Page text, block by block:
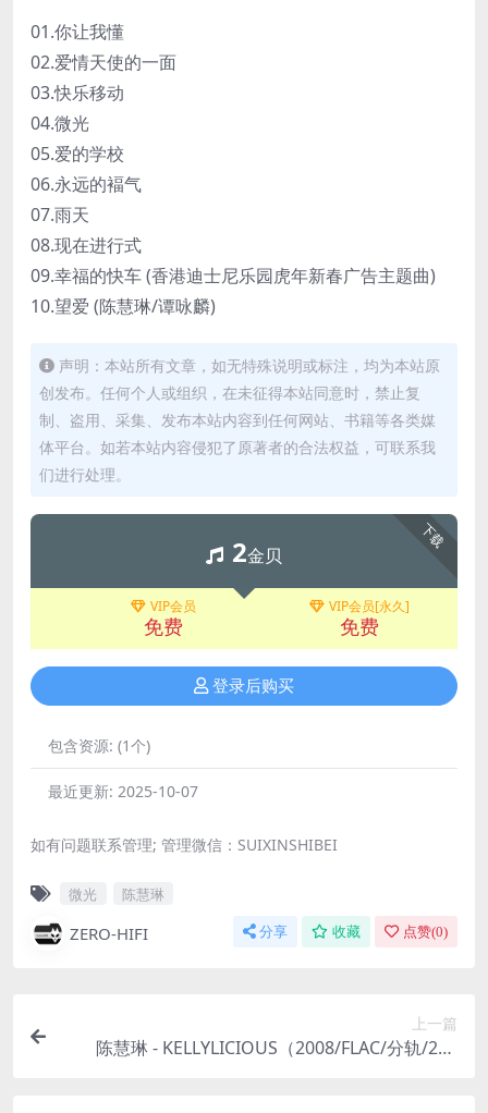
01.你让我懂
02.爱情天使的一面
03.快乐移动
04.微光
05.爱的学校
06.永远的褔气
07.雨天
08.现在进行式
09.幸福的快车 (香港迪士尼乐园虎年新春广告主题曲)
10.望爱 (陈慧琳/谭咏麟)
声明：本站所有文章，如无特殊说明或标注，均为本站原
创发布。任何个人或组织，在未征得本站同意时，禁止复
制、盗用、采集、发布本站内容到任何网站、书籍等各类媒
体平台。如若本站内容侵犯了原著者的合法权益，可联系我
们进行处理。
下载
2金贝
VIP会员
免费
VIP会员[永久]
免费
登录后购买
包含资源: (1个)
最近更新: 2025-10-07
如有问题联系管理; 管理微信：SUIXINSHIBEI
微光 陈慧琳
ZERO-HIFI 分享 收藏 点赞(0)
上一篇
陈慧琳 - KELLYLICIOUS（2008/FLAC/分轨/294